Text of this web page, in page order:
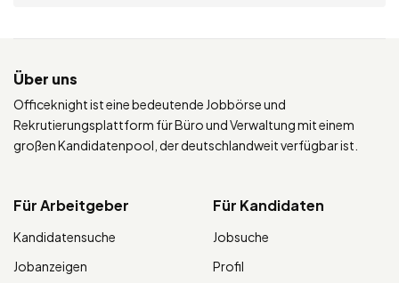
Über uns
Officeknight ist eine bedeutende Jobbörse und
Rekrutierungsplattform für Büro und Verwaltung mit einem
großen Kandidatenpool, der deutschlandweit verfügbar ist.
Für Arbeitgeber
Kandidatensuche
Jobanzeigen
Für Kandidaten
Jobsuche
Profil